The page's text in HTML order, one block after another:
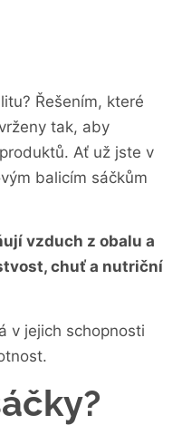
Řešením, které
tak, aby
Ať už jste v
balicím sáčkům
vzduch z obalu a
chuť a nutriční
v jejich schopnosti